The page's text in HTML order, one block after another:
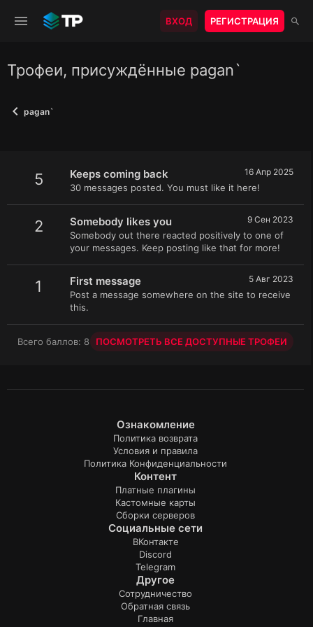
ВХОД РЕГИСТРАЦИЯ
Трофеи, присуждённые pagan`
pagan`
5 16 Апр 2025
Keeps coming back
30 messages posted. You must like it here!
2 9 Сен 2023
Somebody likes you
Somebody out there reacted positively to one of
your messages. Keep posting like that for more!
1 5 Авг 2023
First message
Post a message somewhere on the site to receive
this.
Всего баллов: 8 ПОСМОТРЕТЬ ВСЕ ДОСТУПНЫЕ ТРОФЕИ
Ознакомление
Политика возврата
Условия и правила
Политика Конфиденциальности
Контент
Платные плагины
Кастомные карты
Сборки серверов
Социальные сети
ВКонтакте
Discord
Telegram
Другое
Сотрудничество
Обратная связь
Главная